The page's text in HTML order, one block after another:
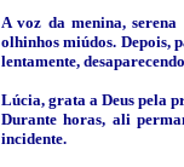
A voz da menina,
olhinhos miúdos. Depois,
lentamente,
Lúcia, grata a Deus pela
Durante horas, ali
incidente.